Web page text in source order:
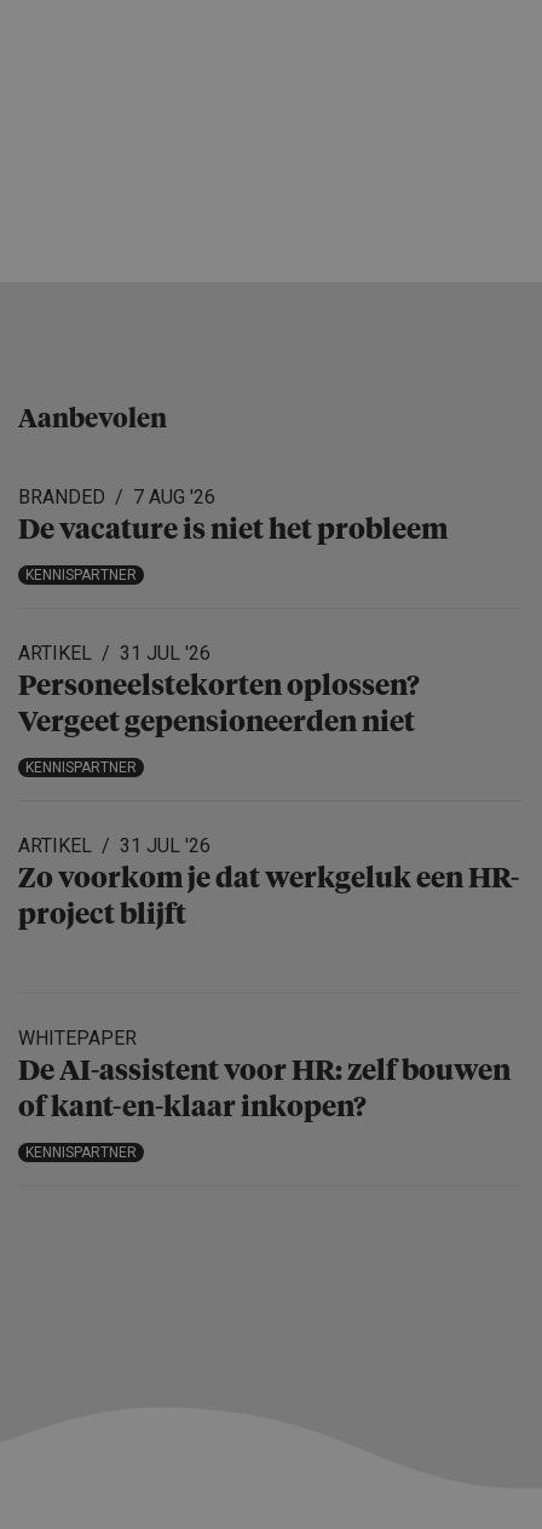
Aanbevolen
BRANDED 7 AUG '26
De vacature is niet het probleem
KENNISPARTNER
ARTIKEL 31 JUL '26
Personeels­te­korten oplossen?
Vergeet gepensio­neerden niet
KENNISPARTNER
ARTIKEL 31 JUL '26
Zo voorkom je dat werkgeluk een HR-
project blijft
WHITEPAPER
De AI-assistent voor HR: zelf bouwen
of kant-en-klaar inkopen?
KENNISPARTNER